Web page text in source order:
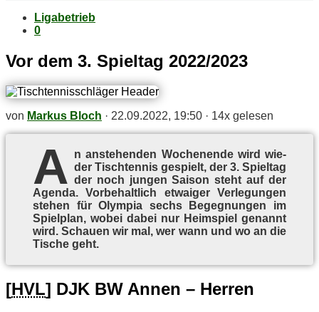
Ligabetrieb
0
Vor dem 3. Spiel­tag 2022/2023
von Markus Bloch · 22.09.2022, 19:50 · 14x gelesen
A n an­ste­hen­den Wo­chen­en­de wird wie­
der Tisch­ten­nis ge­spielt, der 3. Spiel­tag
der noch jun­gen Sai­son steht auf der
Agen­da. Vor­be­halt­lich et­wa­iger Ver­le­gun­gen
ste­hen für Olym­pia sechs Be­geg­nun­gen im
Spiel­plan, wo­bei da­bei nur Heim­spiel ge­nannt
wird. Schau­en wir mal, wer wann und wo an die
Ti­sche geht.
[HVL] DJK BW An­nen – Herren